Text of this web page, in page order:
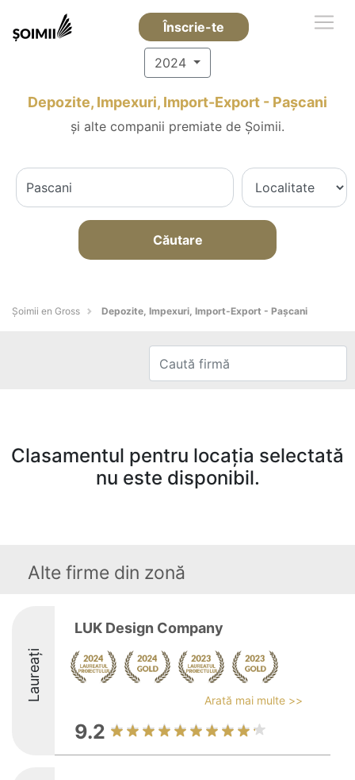
Înscrie-te
2024
Depozite, Impexuri, Import-Export - Paşcani
și alte companii premiate de Șoimii.
Căutare
Șoimii en Gross Depozite, Impexuri, Import-Export - Paşcani
Clasamentul pentru locația selectată
nu este disponibil.
Alte firme din zonă
Laureați
LUK Design Company
Arată mai multe >>
9.2